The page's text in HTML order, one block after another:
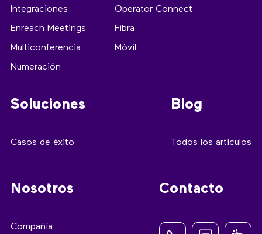
Integraciones
Enreach Meetings
Multiconferencia
Numeración
Operator Connect
Fibra
Móvil
Soluciones
Casos de éxito
Blog
Todos los artículos
Nosotros
Compañía
Contacto